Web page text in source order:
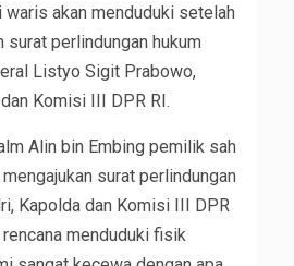
waris akan menduduki setelah
surat perlindungan hukum
Listyo Sigit Prabowo,
Komisi III DPR RI.
Alin bin Embing pemilik sah
surat perlindungan
Kapolda dan Komisi III DPR
menduduki fisik